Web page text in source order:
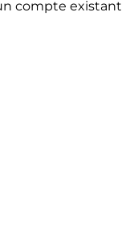
compte existant